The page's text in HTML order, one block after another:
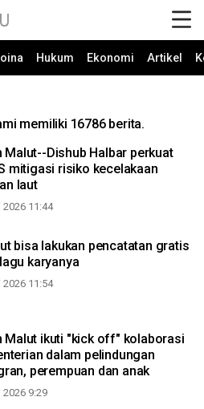
Hukum Ekonomi Artikel
memiliki 16786 berita.
Malut--Dishub Halbar perkuat
mitigasi risiko kecelakaan
laut
11:44
bisa lakukan pencatatan gratis
karyanya
11:54
Malut ikuti "kick off" kolaborasi
dalam pelindungan
perempuan dan anak
9:29